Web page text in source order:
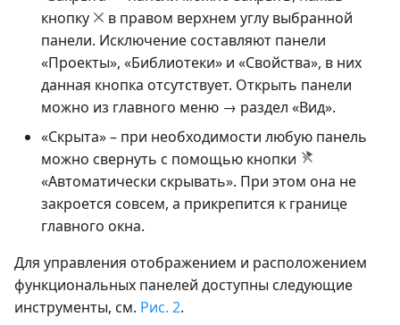
кнопку
в правом верхнем углу выбранной
панели. Исключение составляют панели
«Проекты», «Библиотеки» и «Свойства», в них
данная кнопка отсутствует. Открыть панели
можно из главного меню → раздел «Вид».
«Скрыта» – при необходимости любую панель
можно свернуть с помощью кнопки
«Автоматически скрывать». При этом она не
закроется совсем, а прикрепится к границе
главного окна.
Для управления отображением и расположением
функциональных панелей доступны следующие
инструменты, см. Рис. 2.